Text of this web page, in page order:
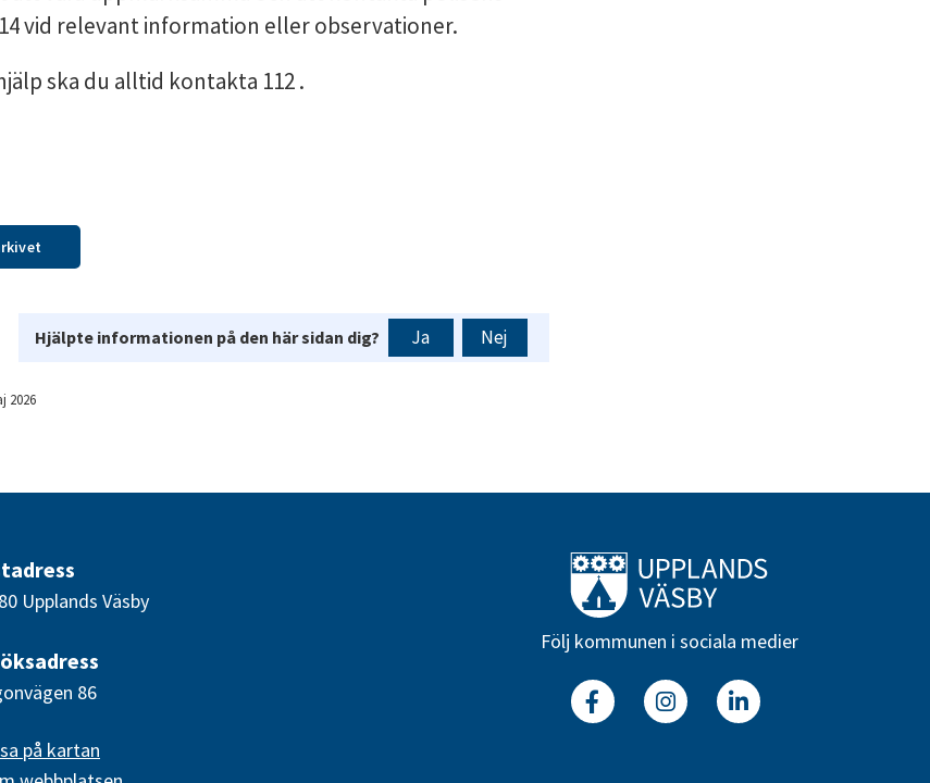
vid relevant information eller observationer.
ska du alltid kontakta 112 .
Hjälpte informationen på den här sidan dig? Ja Nej
2026
Upplands Väsby
86
på kartan
Till startsidan
Följ kommunen i sociala medier
FacebookInstagramLinkedin